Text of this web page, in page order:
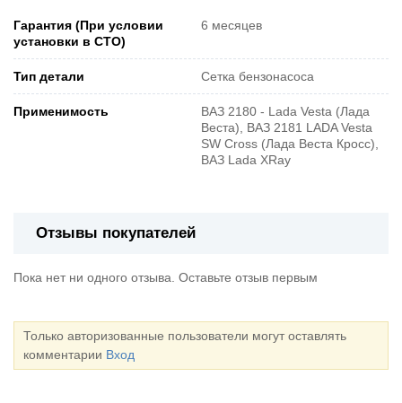
Гарантия (При условии
установки в СТО)
6 месяцев
Тип детали Сетка бензонасоса
Применимость
ВАЗ 2180 - Lada Vesta (Лада
Веста), ВАЗ 2181 LADA Vesta
SW Cross (Лада Веста Кросс),
ВАЗ Lada XRay
Отзывы покупателей
Пока нет ни одного отзыва. Оставьте отзыв первым
Только авторизованные пользователи могут оставлять
комментарии Вход